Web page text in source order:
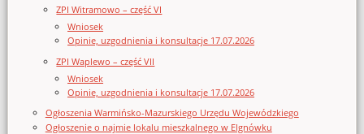
ZPI Witramowo – część VI
Wniosek
Opinie, uzgodnienia i konsultacje 17.07.2026
ZPI Waplewo – część VII
Wniosek
Opinie, uzgodnienia i konsultacje 17.07.2026
Ogłoszenia Warmińsko-Mazurskiego Urzędu Wojewódzkiego
Ogłoszenie o najmie lokalu mieszkalnego w Elgnówku